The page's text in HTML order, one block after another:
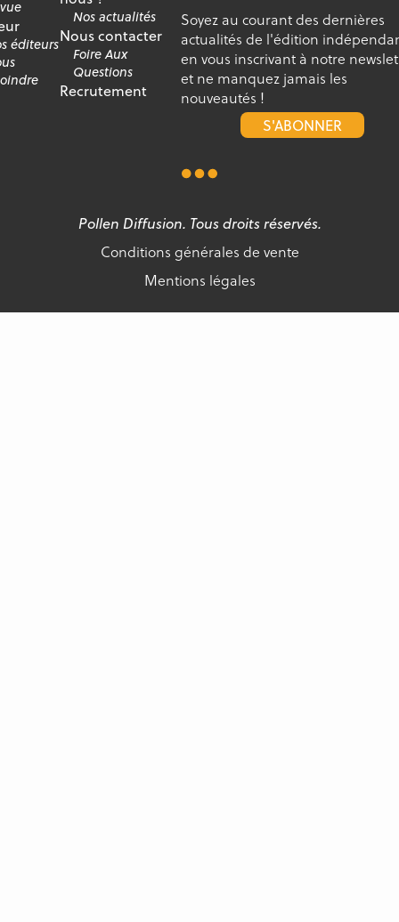
éditeurs
Nos actualités
Nous contacter
Foire Aux
Questions
Recrutement
Soyez au courant des dernières
actualités de l'édition
en vous inscrivant à notre
et ne manquez jamais les
nouveautés !
S'ABONNER
Pollen Diffusion. Tous droits réservés.
Conditions générales de vente
Mentions légales